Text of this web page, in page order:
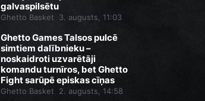
galvaspilsētu
Ghetto Basket 3. augusts, 11:03
Ghetto Games Talsos pulcē
simtiem dalībnieku –
noskaidroti uzvarētāji
komandu turnīros, bet Ghetto
Fight sarūpē episkas cīņas
Ghetto Basket 2. augusts, 14:58